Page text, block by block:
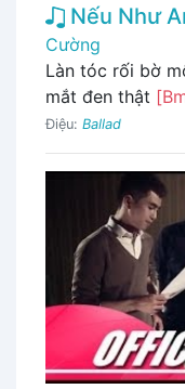
Nếu Như
Cường
Làn tóc rối bờ
mắt đen thật
Điệu: Ballad